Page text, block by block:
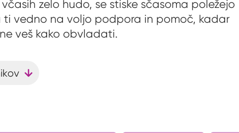
zelo hudo, se stiske sčasoma poležejo
ti vedno na voljo podpora in pomoč, kadar
veš kako obvladati.